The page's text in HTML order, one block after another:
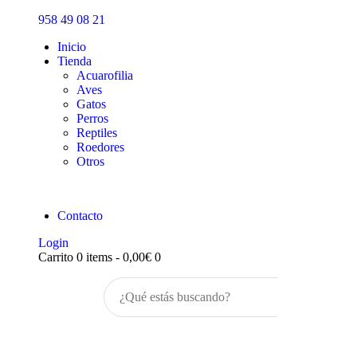
958 49 08 21
Inicio
Tienda
Acuarofilia
Aves
Gatos
Perros
Reptiles
Roedores
Otros
Contacto
Login
Carrito 0 items - 0,00€ 0
Inicio